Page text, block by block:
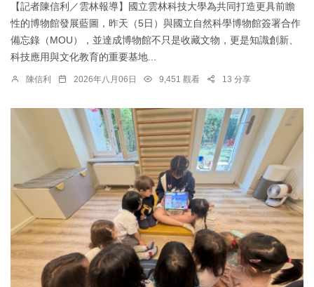
【記者陳信利／雲林報導】國立雲林科技大學為共同打造更具前瞻
性的博物館發展藍圖，昨天（5日）與國立自然科學博物館簽署合作
備忘錄（MOU），並達成博物館不只是收藏文物，更是知識創新、
科技應用與文化教育的重要基地...
陳信利 2026年八月06日 9,451 觀看 13 分享